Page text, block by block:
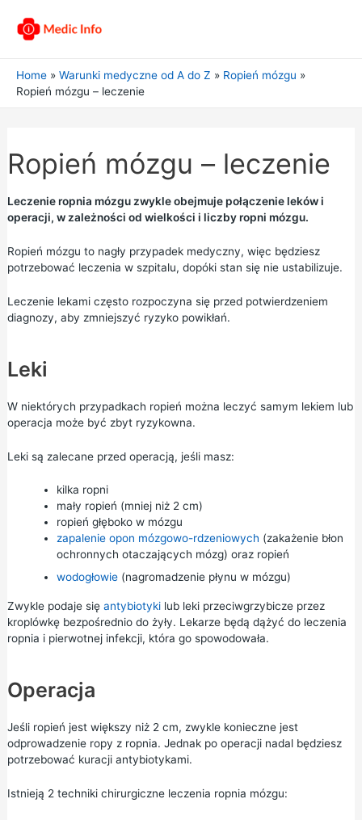
Home Warunki medyczne od A do Z
Ropień mózgu
Ropień mózgu – leczenie
Ropień mózgu – leczenie
Leczenie ropnia mózgu zwykle obejmuje połączenie leków i
operacji, w zależności od wielkości i liczby ropni mózgu.
Ropień mózgu to nagły przypadek medyczny, więc będziesz
potrzebować leczenia w szpitalu, dopóki stan się nie ustabilizuje.
Leczenie lekami często rozpoczyna się przed potwierdzeniem
diagnozy, aby zmniejszyć ryzyko powikłań.
Leki
W niektórych przypadkach ropień można leczyć samym lekiem lub
operacja może być zbyt ryzykowna.
Leki są zalecane przed operacją, jeśli masz:
kilka ropni
mały ropień (mniej niż 2 cm)
ropień głęboko w mózgu
zapalenie opon mózgowo-rdzeniowych (zakażenie błon
ochronnych otaczających mózg) oraz ropień
wodogłowie(nagromadzenie płynu w mózgu)
Zwykle podaje się antybiotykilub leki przeciwgrzybicze przez
kroplówkę bezpośrednio do żyły. Lekarze będą dążyć do leczenia
ropnia i pierwotnej infekcji, która go spowodowała.
Operacja
Jeśli ropień jest większy niż 2 cm, zwykle konieczne jest
odprowadzenie ropy z ropnia. Jednak po operacji nadal będziesz
potrzebować kuracji antybiotykami.
Istnieją 2 techniki chirurgiczne leczenia ropnia mózgu: